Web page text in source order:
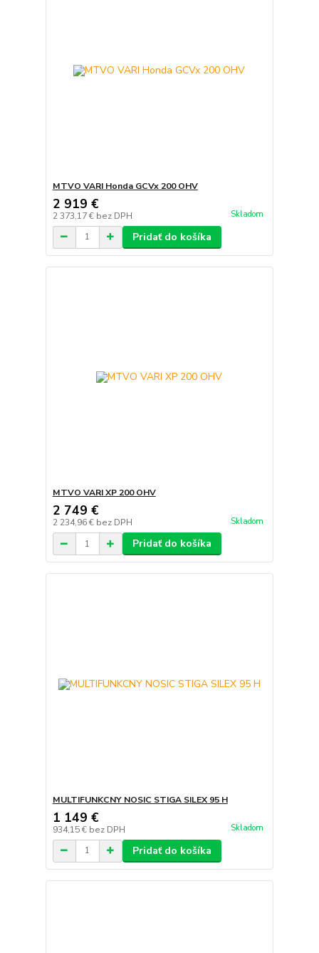
MTVO VARI Honda GCVx 200 OHV
2 919 €
2 373,17 € bez DPH Skladom
Pridať do košíka
MTVO VARI XP 200 OHV
2 749 €
2 234,96 € bez DPH Skladom
Pridať do košíka
MULTIFUNKCNY NOSIC STIGA SILEX 95 H
1 149 €
934,15 € bez DPH Skladom
Pridať do košíka